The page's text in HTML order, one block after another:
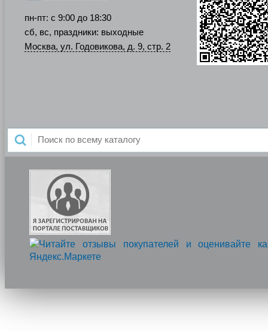
пн-пт: с 9:00 до 18:30
сб, вс, праздники: выходные
Москва, ул. Годовикова, д. 9, стр. 2